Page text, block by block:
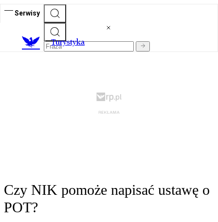
Serwisy
Turystyka
Czy NIK pomoże napisać ustawę o
POT?